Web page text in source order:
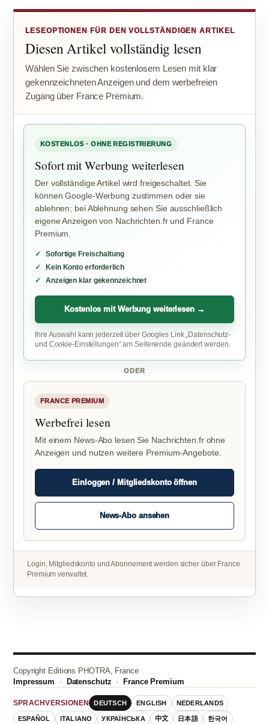
LESEOPTIONEN FÜR DEN VOLLSTÄNDIGEN ARTIKEL
Diesen Artikel vollständig lesen
Wählen Sie zwischen kostenlosem Lesen mit klar
gekennzeichneten Anzeigen und dem werbefreien
Zugang über France Premium.
KOSTENLOS · OHNE REGISTRIERUNG
Sofort mit Werbung weiterlesen
Der vollständige Artikel wird freigeschaltet. Sie
können Google-Werbung zustimmen oder sie
ablehnen; bei Ablehnung sehen Sie ausschließlich
eigene Anzeigen von Nachrichten.fr und France
Premium.
Sofortige Freischaltung
Kein Konto erforderlich
Anzeigen klar gekennzeichnet
Kostenlos mit Werbung weiterlesen →
Ihre Auswahl kann jederzeit über Googles Link „Datenschutz-
und Cookie-Einstellungen“ am Seitenende geändert werden.
ODER
FRANCE PREMIUM
Werbefrei lesen
Mit einem News-Abo lesen Sie Nachrichten.fr ohne
Anzeigen und nutzen weitere Premium-Angebote.
Einloggen / Mitgliedskonto öffnen
News-Abo ansehen
Login, Mitgliedskonto und Abonnement werden sicher über France
Premium verwaltet.
Copyright Editions PHOTRA, France
Impressum · Datenschutz · France Premium
SPRACHVERSIONEN DEUTSCH ENGLISH NEDERLANDS
ESPAÑOL ITALIANO УКРАЇНСЬКА 中文 日本語 한국어